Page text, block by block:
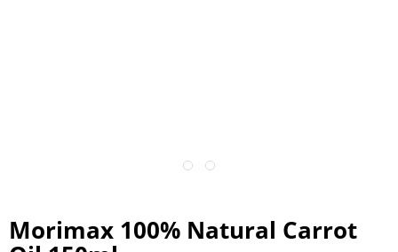
Morimax 100% Natural Carrot